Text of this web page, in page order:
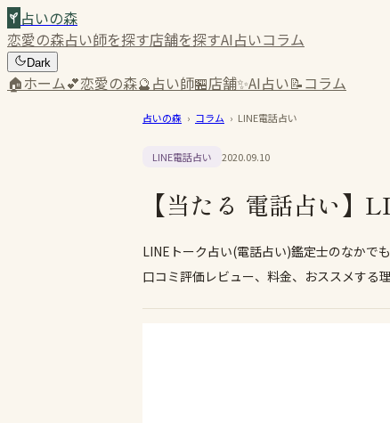
占いの森
恋愛の森占い師を探す店舗を探すAI占いコラム
Dark
🏠ホーム💕恋愛の森🔮占い師🏪店舗✨AI占い📝コラム
占いの森 › コラム › LINE電話占い
LINE電話占い 2020.09.10
【当たる 電話占い】
LINEトーク占い(電話占い)鑑定士のなかで
口コミ評価レビュー、料金、おススメする